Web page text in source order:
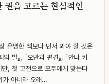
권을 고르는 현실적인
유명한 책보다 먼저 봐야 할 것은
벌』, 『오만과 편견』, 『안나 카
만, 첫 고전으로 모두에게 맞는다
가 아니라 오래…